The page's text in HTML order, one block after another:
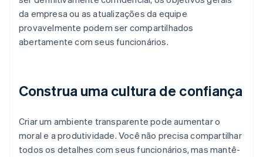
da empresa ou as atualizações da equipe
provavelmente podem ser compartilhados
abertamente com seus funcionários.
Construa uma cultura de confiança
Criar um ambiente transparente pode aumentar o
moral e a produtividade. Você não precisa compartilhar
todos os detalhes com seus funcionários, mas mantê-